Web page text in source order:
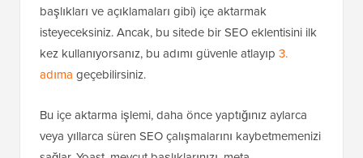
başlıkları ve açıklamaları gibi) içe aktarmak
isteyeceksiniz. Ancak, bu sitede bir SEO eklentisini ilk
kez kullanıyorsanız, bu adımı güvenle atlayıp 3.
adıma geçebilirsiniz.
Bu içe aktarma işlemi, daha önce yaptığınız aylarca
veya yıllarca süren SEO çalışmalarını kaybetmemenizi